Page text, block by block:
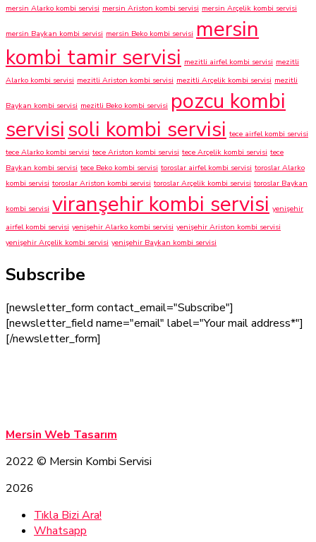
mersin Alarko kombi servisi mersin Ariston kombi servisi mersin Arçelik kombi servisi
mersin Baykan kombi servisi mersin Beko kombi servisi mersin
kombi tamir servisi mezitli airfel kombi servisi mezitli
Alarko kombi servisi mezitli Ariston kombi servisi mezitli Arçelik kombi servisi mezitli
Baykan kombi servisi mezitli Beko kombi servisi pozcu kombi
servisisoli kombi servisi tece airfel kombi servisi
tece Alarko kombi servisi tece Ariston kombi servisi tece Arçelik kombi servisi tece
Baykan kombi servisi tece Beko kombi servisi toroslar airfel kombi servisi toroslar Alarko
kombi servisi toroslar Ariston kombi servisi toroslar Arçelik kombi servisi toroslar Baykan
kombi servisi viranşehir kombi servisi yenişehir
airfel kombi servisi yenişehir Alarko kombi servisi yenişehir Ariston kombi servisi
yenişehir Arçelik kombi servisi yenişehir Baykan kombi servisi
Subscribe
[newsletter_form contact_email="Subscribe"]
[newsletter_field name="email" label="Your mail address*"]
[/newsletter_form]
Mersin Web Tasarım
2022 © Mersin Kombi Servisi
2026
Tıkla Bizi Ara!
Whatsapp